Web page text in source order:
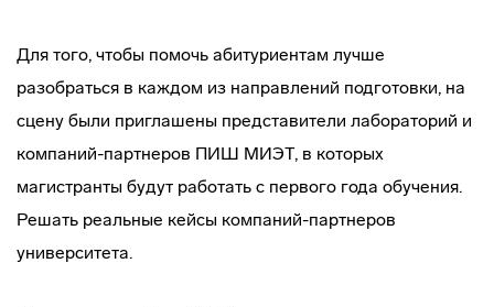
Для того, чтобы помочь абитуриентам лучше
разобраться в каждом из направлений подготовки, на
сцену были приглашены представители лабораторий и
компаний-партнеров ПИШ МИЭТ, в которых
магистранты будут работать с первого года обучения.
Решать реальные кейсы компаний-партнеров
университета.